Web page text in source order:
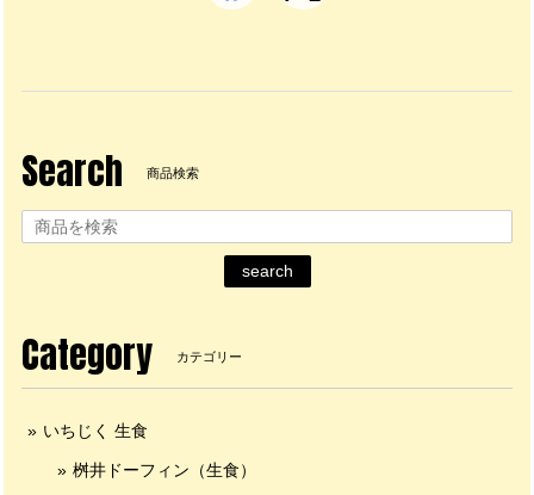
Search 商品検索
search
Category カテゴリー
いちじく 生食
桝井ドーフィン（生食）